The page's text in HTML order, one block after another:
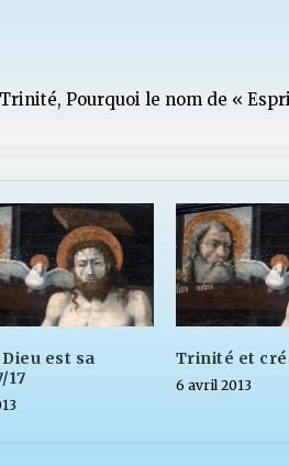
Trinité, Pourquoi le nom de «
est sa
17
Trinité et
6 avril 2013